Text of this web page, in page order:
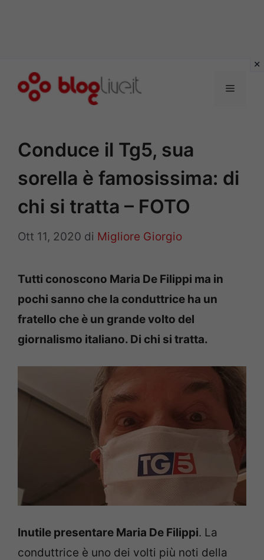
Menu
Conduce il Tg5, sua
sorella è famosissima: di
chi si tratta – FOTO
Ott 11, 2020 di Migliore Giorgio
Tutti conoscono Maria De Filippi ma in
pochi sanno che la conduttrice ha un
fratello che è un grande volto del
giornalismo italiano. Di chi si tratta.
Inutile presentare Maria De Filippi. La
conduttrice è uno dei volti più noti della